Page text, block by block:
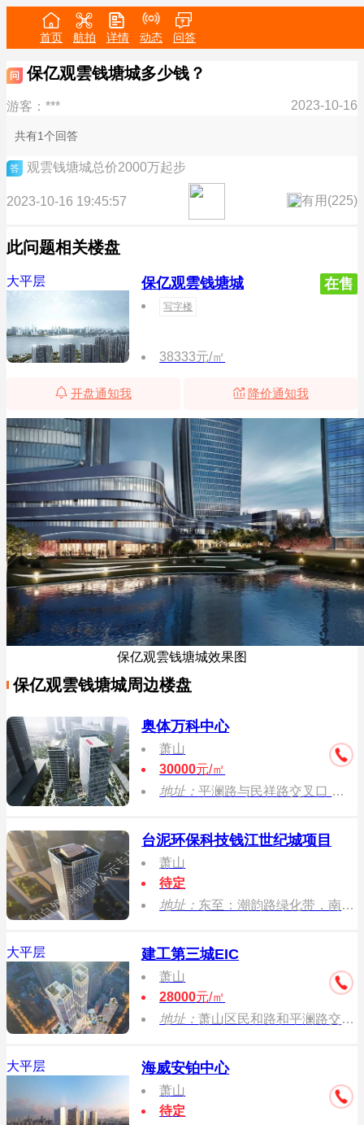
首页 航拍 详情 动态 问答
问 保亿观雲钱塘城多少钱？
游客：*** 2023-10-16
共有1个回答
答 观雲钱塘城总价2000万起步
2023-10-16 19:45:57 有用(225)
此问题相关楼盘
大平层 保亿观雲钱塘城 在售
写字楼
38333元/㎡
开盘通知我 降价通知我
保亿观雲钱塘城效果图
保亿观雲钱塘城周边楼盘
奥体万科中心
萧山
30000元/㎡
地址：平澜路与民祥路交叉口 （规划亚运村主入口西南角）
台泥环保科技钱江世纪城项目
萧山
待定
地址： 东至：潮韵路绿化带，南至：金鸡路绿化带，西至：观澜路绿化带，北至：规划支路
大平层 建工第三城EIC
萧山
28000元/㎡
地址：萧山区民和路和平澜路交叉口
大平层 海威安铂中心
萧山
待定